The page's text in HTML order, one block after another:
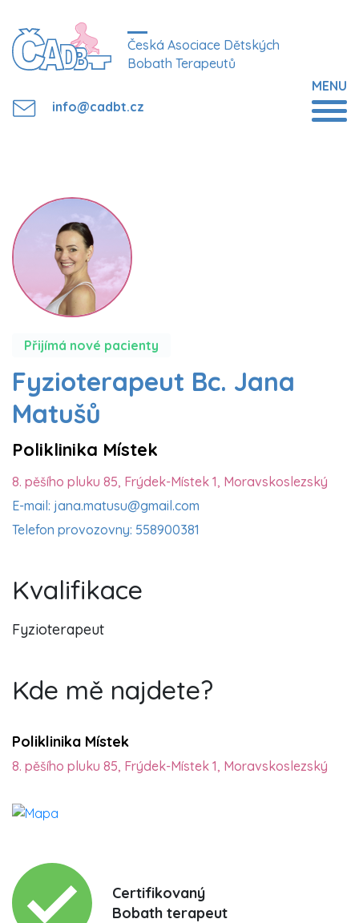
Česká Asociace Dětských
Bobath Terapeutů
info@cadbt.cz
MENU
Přijímá nové pacienty
Fyzioterapeut Bc. Jana
Matušů
Poliklinika Místek
8. pěšího pluku 85, Frýdek-Místek 1, Moravskoslezský
E-mail: jana.matusu@gmail.com
Telefon provozovny: 558900381
Kvalifikace
Fyzioterapeut
Kde mě najdete?
Poliklinika Místek
8. pěšího pluku 85, Frýdek-Místek 1, Moravskoslezský
Certifikovaný
Bobath terapeut